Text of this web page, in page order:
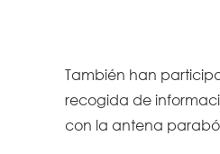
También han
recogida de
con la antena